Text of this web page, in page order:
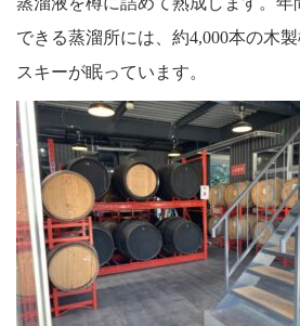
できる蒸溜所には、約4,000本の木
スキーが眠っています。